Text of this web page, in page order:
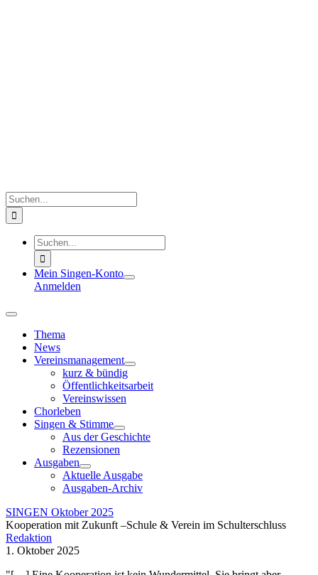
Suche
nach:
Suche
nach:
Mein Singen-Konto
Anmelden
Toggle
NavigationThema
News
Vereinsmanagement
kurz & bündig
Öffentlichkeitsarbeit
Vereinswissen
Chorleben
Singen & Stimme
Aus der Geschichte
Rezensionen
Ausgaben
Aktuelle Ausgabe
Ausgaben-Archiv
SINGEN Oktober 2025
Kooperation mit Zukunft –Schule & Verein im Schulterschluss
Redaktion
1. Oktober 2025